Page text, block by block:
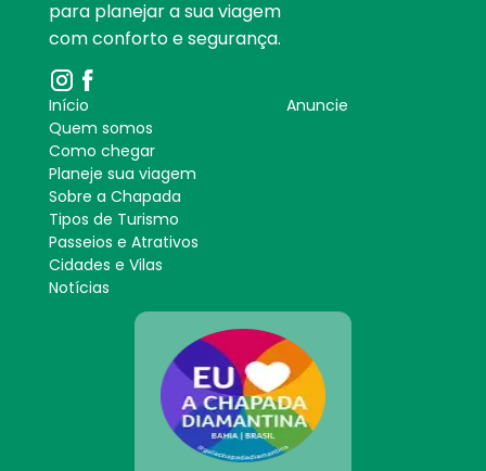
para planejar a sua viagem
com conforto e segurança.
Início
Quem somos
Como chegar
Planeje sua viagem
Sobre a Chapada
Tipos de Turismo
Passeios e Atrativos
Cidades e Vilas
Notícias
Anuncie